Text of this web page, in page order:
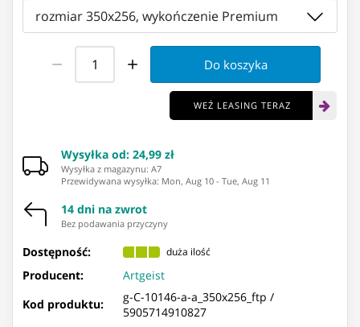
rozmiar 350x256, wykończenie Premium
Do koszyka
WEŹ LEASING TERAZ
Wysyłka od: 24,99 zł
Wysyłka z magazynu: ⁨A7⁩
Przewidywana wysyłka: Mon, Aug 10 - Tue, Aug 11
14 dni na zwrot
Bez podawania przyczyny
Dostępność: duża ilość
Producent:
Artgeist
Kod produktu:
g-C-10146-a-a_350x256_ftp /
5905714910827